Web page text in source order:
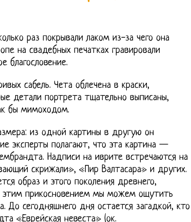
раз покрывали лаком из-за чего она
на свадебных печатках гравировали
благословение.
сабель. Чета облечена в краски,
детали портрета тщательно выписаны,
бы мимоходом.
из одной картины в другую он
эксперты полагают, что эта картина —
Надписи на иврите встречаются на
скрижали», «Пир Валтасара» и других.
образ и этого поколения древнего,
этим прикосновением мы можем ощутить
До сегодняшнего дня остается загадкой, кто
«Еврейская невеста» (ок.